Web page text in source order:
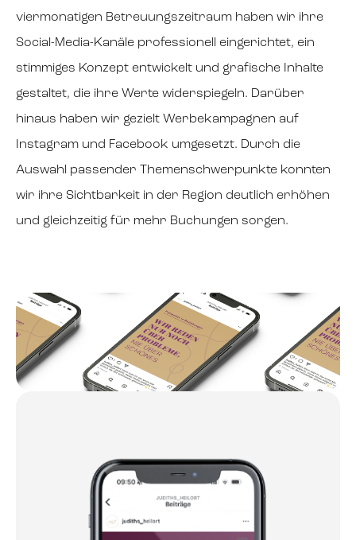
viermonatigen Betreuungszeitraum haben wir ihre
Social-Media-Kanäle professionell eingerichtet, ein
stimmiges Konzept entwickelt und grafische Inhalte
gestaltet, die ihre Werte widerspiegeln. Darüber
hinaus haben wir gezielt Werbekampagnen auf
Instagram und Facebook umgesetzt. Durch die
Auswahl passender Themenschwerpunkte konnten
wir ihre Sichtbarkeit in der Region deutlich erhöhen
und gleichzeitig für mehr Buchungen sorgen.